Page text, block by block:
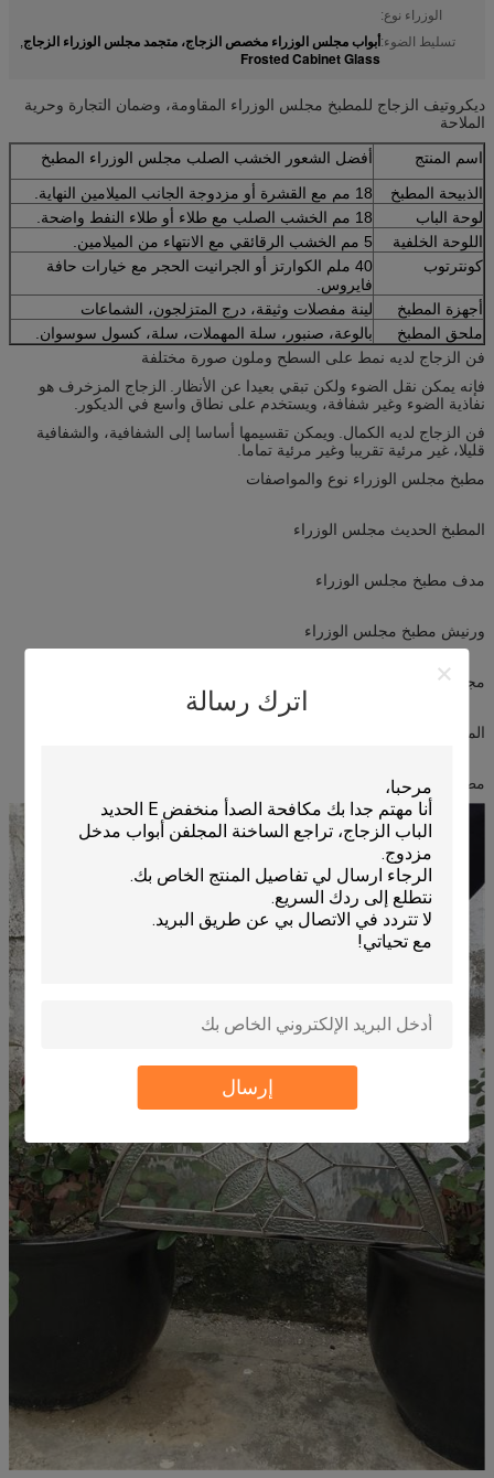
اترك رسالة
إرسال
الوزراء نوع:
تسليط الضوء:أبواب مجلس الوزراء مخصص الزجاج، متجمد مجلس الوزراء الزجاج,
Frosted Cabinet Glass
ديكروتيف الزجاج للمطبخ مجلس الوزراء المقاومة، وضمان التجارة وحرية
الملاحة
اسم المنتج
أفضل الشعور الخشب الصلب مجلس الوزراء المطبخ
الذبيحة المطبخ
18 مم مع القشرة أو مزدوجة الجانب الميلامين النهاية.
لوحة الباب
18 مم الخشب الصلب مع طلاء أو طلاء النفط واضحة.
اللوحة الخلفية
5 مم الخشب الرقائقي مع الانتهاء من الميلامين.
كونترتوب
40 ملم الكوارتز أو الجرانيت الحجر مع خيارات حافة
فايروس.
أجهزة المطبخ
لينة مفصلات وثيقة، درج المتزلجون، الشماعات
ملحق المطبخ
بالوعة، صنبور، سلة المهملات، سلة، كسول سوسوان.
فن الزجاج لديه نمط على السطح وملون صورة مختلفة
فإنه يمكن نقل الضوء ولكن تبقي بعيدا عن الأنظار.
الزجاج المزخرف هو
نفاذية الضوء وغير شفافة، ويستخدم على نطاق واسع في الديكور.
فن الزجاج لديه الكمال. ويمكن تقسيمها أساسا إلى الشفافية، والشفافية
قليلا، غير مرئية تقريبا وغير مرئية تماما.
مطبخ مجلس الوزراء نوع والمواصفات
المطبخ الحديث مجلس الوزراء
مدف مطبخ مجلس الوزراء
ورنيش مطبخ مجلس الوزراء
مجلس الوزراء مطبخ بك
الميلامين مطبخ مجلس الوزراء
مطبخ مجلس الوزراء خشبية